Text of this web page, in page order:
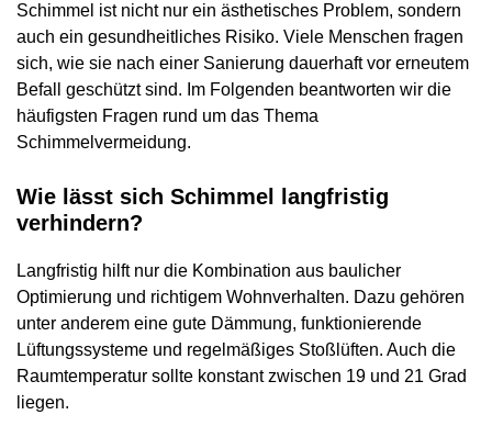
Schimmel ist nicht nur ein ästhetisches Problem, sondern
auch ein gesundheitliches Risiko. Viele Menschen fragen
sich, wie sie nach einer Sanierung dauerhaft vor erneutem
Befall geschützt sind. Im Folgenden beantworten wir die
häufigsten Fragen rund um das Thema
Schimmelvermeidung.
Wie lässt sich Schimmel langfristig
verhindern?
Langfristig hilft nur die Kombination aus baulicher
Optimierung und richtigem Wohnverhalten. Dazu gehören
unter anderem eine gute Dämmung, funktionierende
Lüftungssysteme und regelmäßiges Stoßlüften. Auch die
Raumtemperatur sollte konstant zwischen 19 und 21 Grad
liegen.